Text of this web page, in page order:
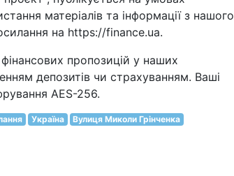
матеріалів та інформації з нашого
на https://finance.ua.
пропозицій у наших
депозитів чи страхуванням. Ваші
AES-256.
Україна
Вулиця Миколи Грінченка